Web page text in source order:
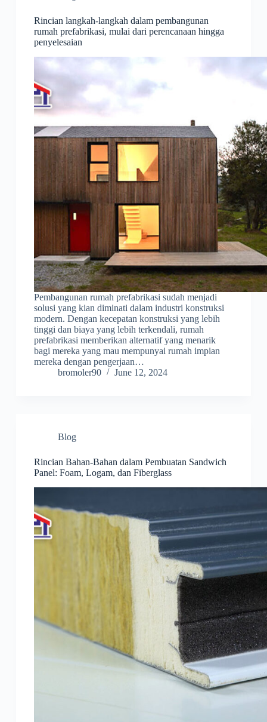
Rincian langkah-langkah dalam pembangunan
rumah prefabrikasi, mulai dari perencanaan hingga
penyelesaian
Pembangunan rumah prefabrikasi sudah menjadi
solusi yang kian diminati dalam industri konstruksi
modern. Dengan kecepatan konstruksi yang lebih
tinggi dan biaya yang lebih terkendali, rumah
prefabrikasi memberikan alternatif yang menarik
bagi mereka yang mau mempunyai rumah impian
mereka dengan pengerjaan…
bromoler90
June 12, 2024
Blog
Rincian Bahan-Bahan dalam Pembuatan Sandwich
Panel: Foam, Logam, dan Fiberglass